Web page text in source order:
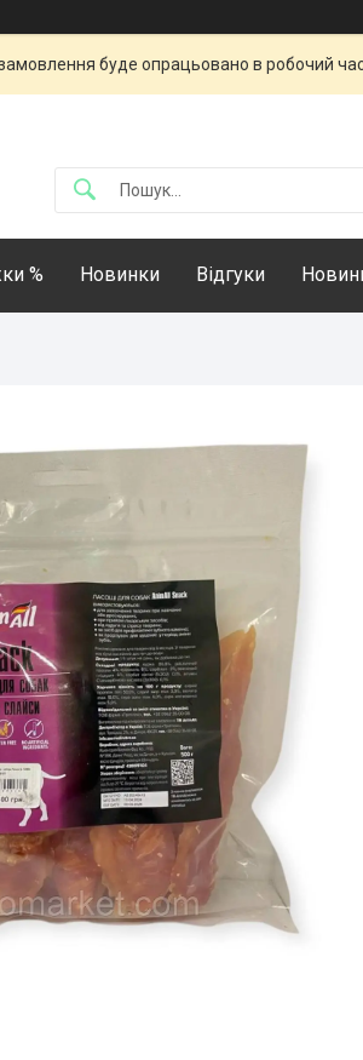
буде опрацьовано в робочий
% Новинки Відгуки